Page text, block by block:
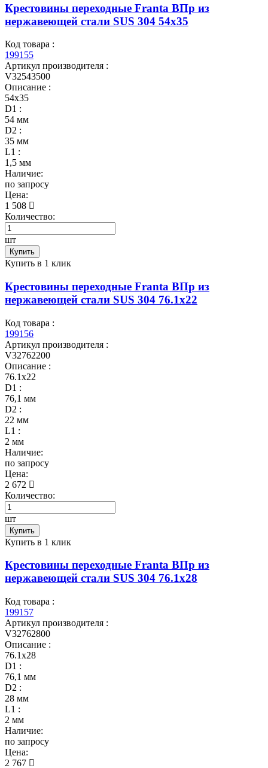
Крестовины переходные Franta ВПр из
нержавеющей стали SUS 304 54х35
Код товара :
199155
Артикул производителя :
V32543500
Описание :
54х35
D1 :
54 мм
D2 :
35 мм
L1 :
1,5 мм
Наличие:
по запросу
Цена:
1 508
Количество:
шт
Купить
Купить в 1 клик
Крестовины переходные Franta ВПр из
нержавеющей стали SUS 304 76.1х22
Код товара :
199156
Артикул производителя :
V32762200
Описание :
76.1х22
D1 :
76,1 мм
D2 :
22 мм
L1 :
2 мм
Наличие:
по запросу
Цена:
2 672
Количество:
шт
Купить
Купить в 1 клик
Крестовины переходные Franta ВПр из
нержавеющей стали SUS 304 76.1х28
Код товара :
199157
Артикул производителя :
V32762800
Описание :
76.1х28
D1 :
76,1 мм
D2 :
28 мм
L1 :
2 мм
Наличие:
по запросу
Цена:
2 767